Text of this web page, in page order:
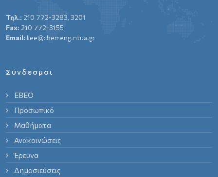
Τηλ.: 210 772-3283, 3201
Fax: 210 772-3155
Email: liee@chemeng.ntua.gr
Σύνδεσμοι
ΕΒΕΟ
Προσωπικό
Μαθήματα
Ανακοινώσεις
Έρευνα
Δημοσιεύσεις